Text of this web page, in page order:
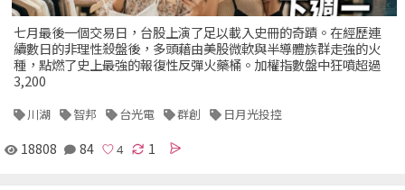
七月最後一個交易日，台股上演了足以載入史冊的奇蹟。在經歷連
續數日的非理性殺盤後，多頭藉由美股微軟與半導體族群走強的火
種，點燃了史上最強的報復性反彈火藥桶。加權指數盤中狂噴超過
3,200
川湖 智邦 台光電 群創 日月光投控
18808 84 1